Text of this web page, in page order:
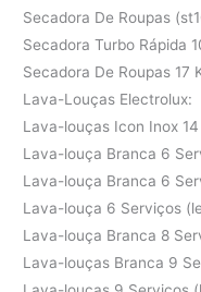
Secadora De Roupas
Secadora Turbo Rápida
Secadora De Roupas 17
Lava-Louças Electrolux:
Lava-louças Icon Inox
Lava-louça Branca 6
Lava-louça Branca 6
Lava-louça 6 Serviços
Lava-louça Branca 8
Lava-louças Branca 9